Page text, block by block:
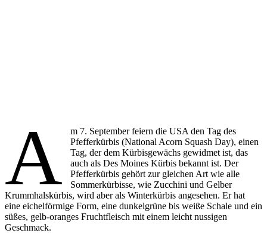
A
m 7. September feiern die USA den Tag des
Pfefferkürbis (National Acorn Squash Day), einen
Tag, der dem Kürbisgewächs gewidmet ist, das
auch als Des Moines Kürbis bekannt ist. Der
Pfefferkürbis gehört zur gleichen Art wie alle
Sommerkürbisse, wie Zucchini und Gelber
Krummhalskürbis, wird aber als Winterkürbis angesehen. Er hat
eine eichelförmige Form, eine dunkelgrüne bis weiße Schale und ein
süßes, gelb-oranges Fruchtfleisch mit einem leicht nussigen
Geschmack.